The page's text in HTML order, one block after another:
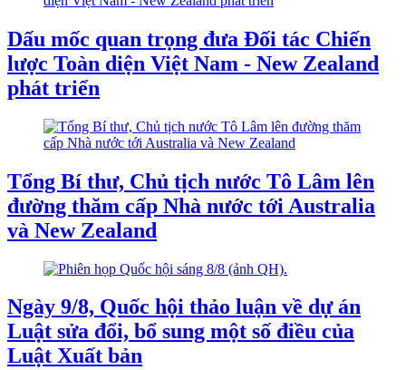
Dấu mốc quan trọng đưa Đối tác Chiến
lược Toàn diện Việt Nam - New Zealand
phát triển
Tổng Bí thư, Chủ tịch nước Tô Lâm lên
đường thăm cấp Nhà nước tới Australia
và New Zealand
Ngày 9/8, Quốc hội thảo luận về dự án
Luật sửa đổi, bổ sung một số điều của
Luật Xuất bản